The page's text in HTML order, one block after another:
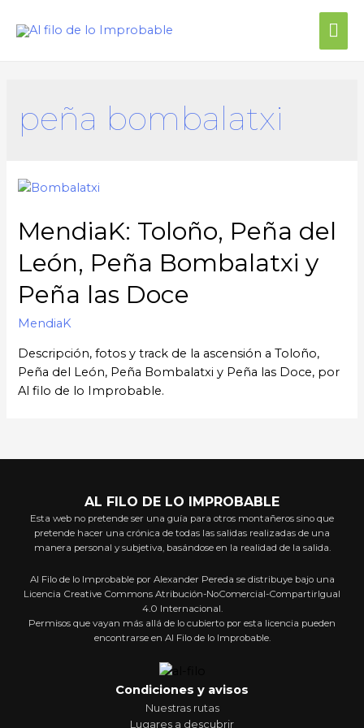
peña bombalatxi
MendiaK: Toloño, Peña del
León, Peña Bombalatxi y
Peña las Doce
MendiaK
Descripción, fotos y track de la ascensión a Toloño,
Peña del León, Peña Bombalatxi y Peña las Doce, por
Al filo de lo Improbable.
AL FILO DE LO IMPROBABLE
Esta web no pretende ser una guía para otros montañeros sino que
pretende hacer una crónica de todas las salidas realizadas de una
manera personal y subjetiva, basándose en la realidad de la salida.
Al Filo de lo Improbable por Alexander Pereda se distribuye bajo una
Licencia Creative Commons Atribución-NoComercial-CompartirIgual
4.0 Internacional.
Permisos que vayan más allá de lo cubierto por esta licencia pueden
encontrarse en Al Filo de lo Improbable.
Condiciones y avisos
Nuestras rutas
Lugares a descubrir